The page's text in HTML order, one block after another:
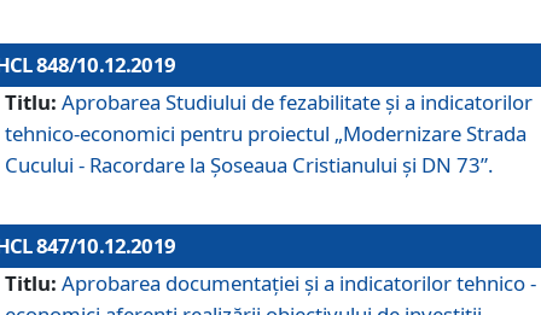
848/10.12.2019
Titlu: Aprobarea Studiului de fezabilitate şi a indicatorilor
tehnico-economici pentru proiectul „Modernizare Strada
Cucului - Racordare la Șoseaua Cristianului și DN 73”.
847/10.12.2019
Titlu: Aprobarea documentației și a indicatorilor tehnico -